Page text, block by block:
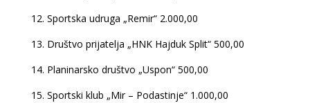
12. Sportska udruga „Remir“ 2.000,00
13. Društvo prijatelja „HNK Hajduk Split“ 500,00
14. Planinarsko društvo „Uspon“ 500,00
15. Sportski klub „Mir – Podastinje“ 1.000,00